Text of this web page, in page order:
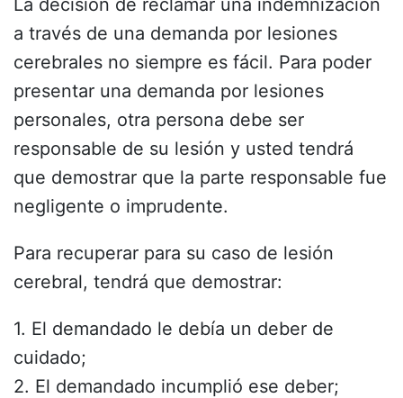
a través de una demanda por lesiones
cerebrales no siempre es fácil. Para poder
presentar una demanda por lesiones
personales, otra persona debe ser
responsable de su lesión y usted tendrá
que demostrar que la parte responsable fue
negligente o imprudente.
Para recuperar para su caso de lesión
cerebral, tendrá que demostrar:
1. El demandado le debía un deber de
cuidado;
2. El demandado incumplió ese deber;